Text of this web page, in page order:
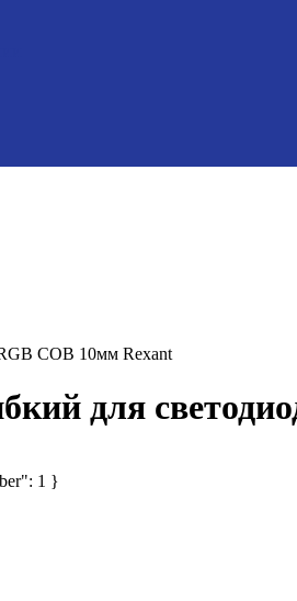
COB 10мм Rexant
для
1 }